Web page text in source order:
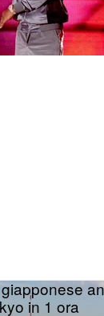
in 1 ora